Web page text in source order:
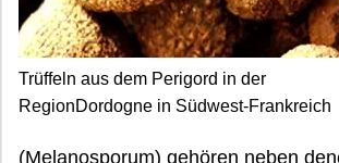
Trüffeln aus dem Perigord in der
RegionDordogne in Südwest-Frankreich
(Melanosporum) gehören neben